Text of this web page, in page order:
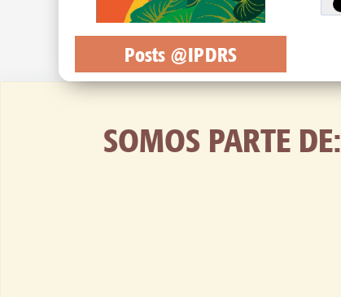
Posts @IPDRS
SOMOS PARTE DE: